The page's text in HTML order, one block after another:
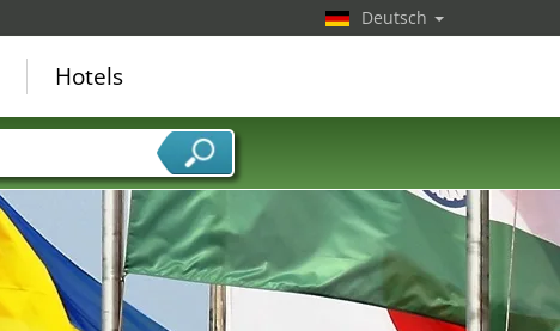
Deutsch
Hotels